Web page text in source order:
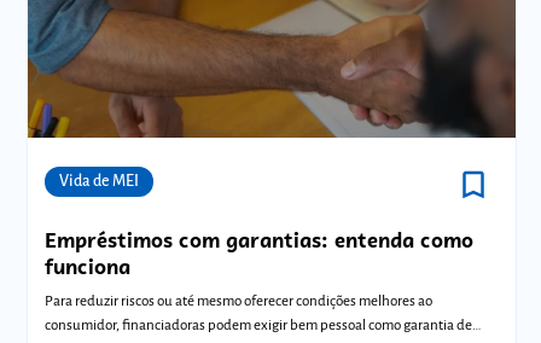
Vida de MEI bookmark_border
Empréstimos com garantias: entenda como
funciona
Para reduzir riscos ou até mesmo oferecer condições melhores ao
consumidor, financiadoras podem exigir bem pessoal como garantia de